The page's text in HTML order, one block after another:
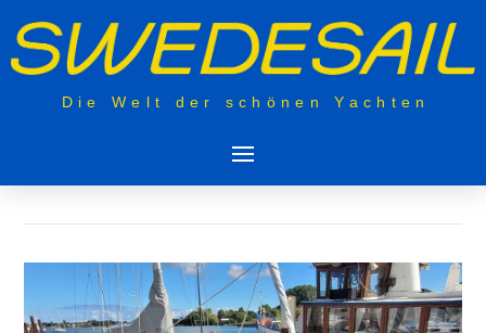
Die Welt der schönen Yachten